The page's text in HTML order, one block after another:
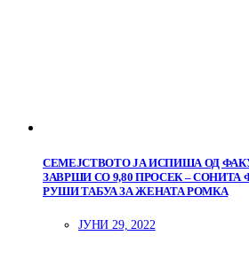
СЕМЕЈСТВОТО ЈА ИСПИША ОД
ЗАВРШИ СО 9,80 ПРОСЕК – СОНИТА
РУШИ ТАБУА ЗА ЖЕНАТА РОМКА
ЈУНИ 29, 2022